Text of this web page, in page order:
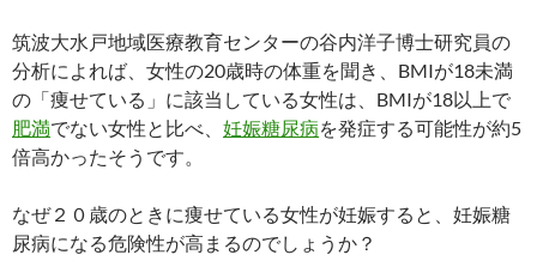
筑波大水戸地域医療教育センターの谷内洋子博士研究員の
分析によれば、女性の20歳時の体重を聞き、BMIが18未満
の「痩せている」に該当している女性は、BMIが18以上で
肥満でない女性と比べ、 妊娠糖尿病を発症する可能性が約5
倍高かったそうです。
なぜ２０歳のときに痩せている女性が妊娠すると、妊娠糖
尿病になる危険性が高まるのでしょうか？